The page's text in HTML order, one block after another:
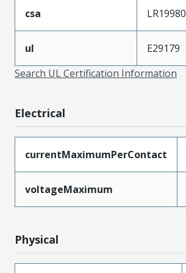
csa LR19980
ul
E29179
Search UL Certification Information
Electrical
currentMaximumPerContact
voltageMaximum
Physical